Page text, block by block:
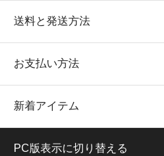
送料と発送方法
お支払い方法
新着アイテム
PC版表示に切り替える